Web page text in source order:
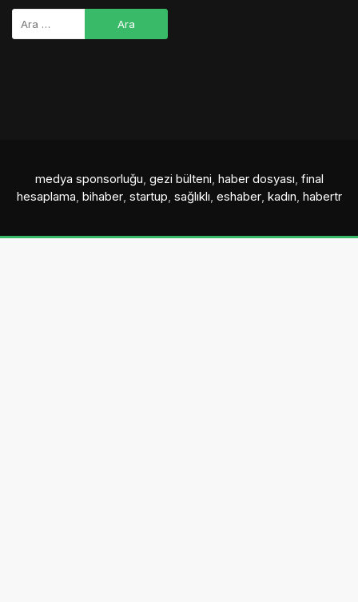
medya sponsorluğu, gezi bülteni, haber dosyası, final
hesaplama, bihaber, startup, sağlıklı, eshaber, kadın, habertr